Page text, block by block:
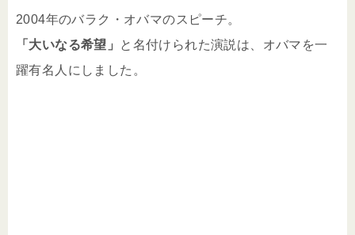
2004年のバラク・オバマのスピーチ。
「大いなる希望」
と名付けられた演説は、オバマを一
躍有名人にしました。